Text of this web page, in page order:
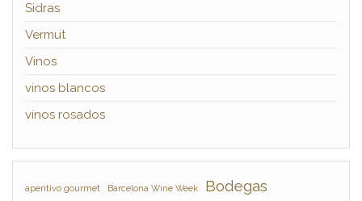
Sidras
Vermut
Vinos
vinos blancos
vinos rosados
aperitivo gourmet Barcelona Wine Week Bodegas